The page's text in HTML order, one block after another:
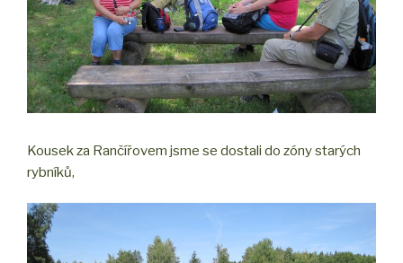
Kousek za Rančířovem jsme se dostali do zóny starých
rybníků,